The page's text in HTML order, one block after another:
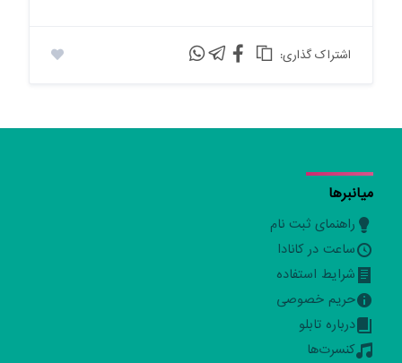
:اشتراک گذاری
میانبرها
راهنمای ثبت نام
ساعت در کانادا
شرایط استفاده
حریم خصوصی
درباره تابلو
کنسرت‌ها